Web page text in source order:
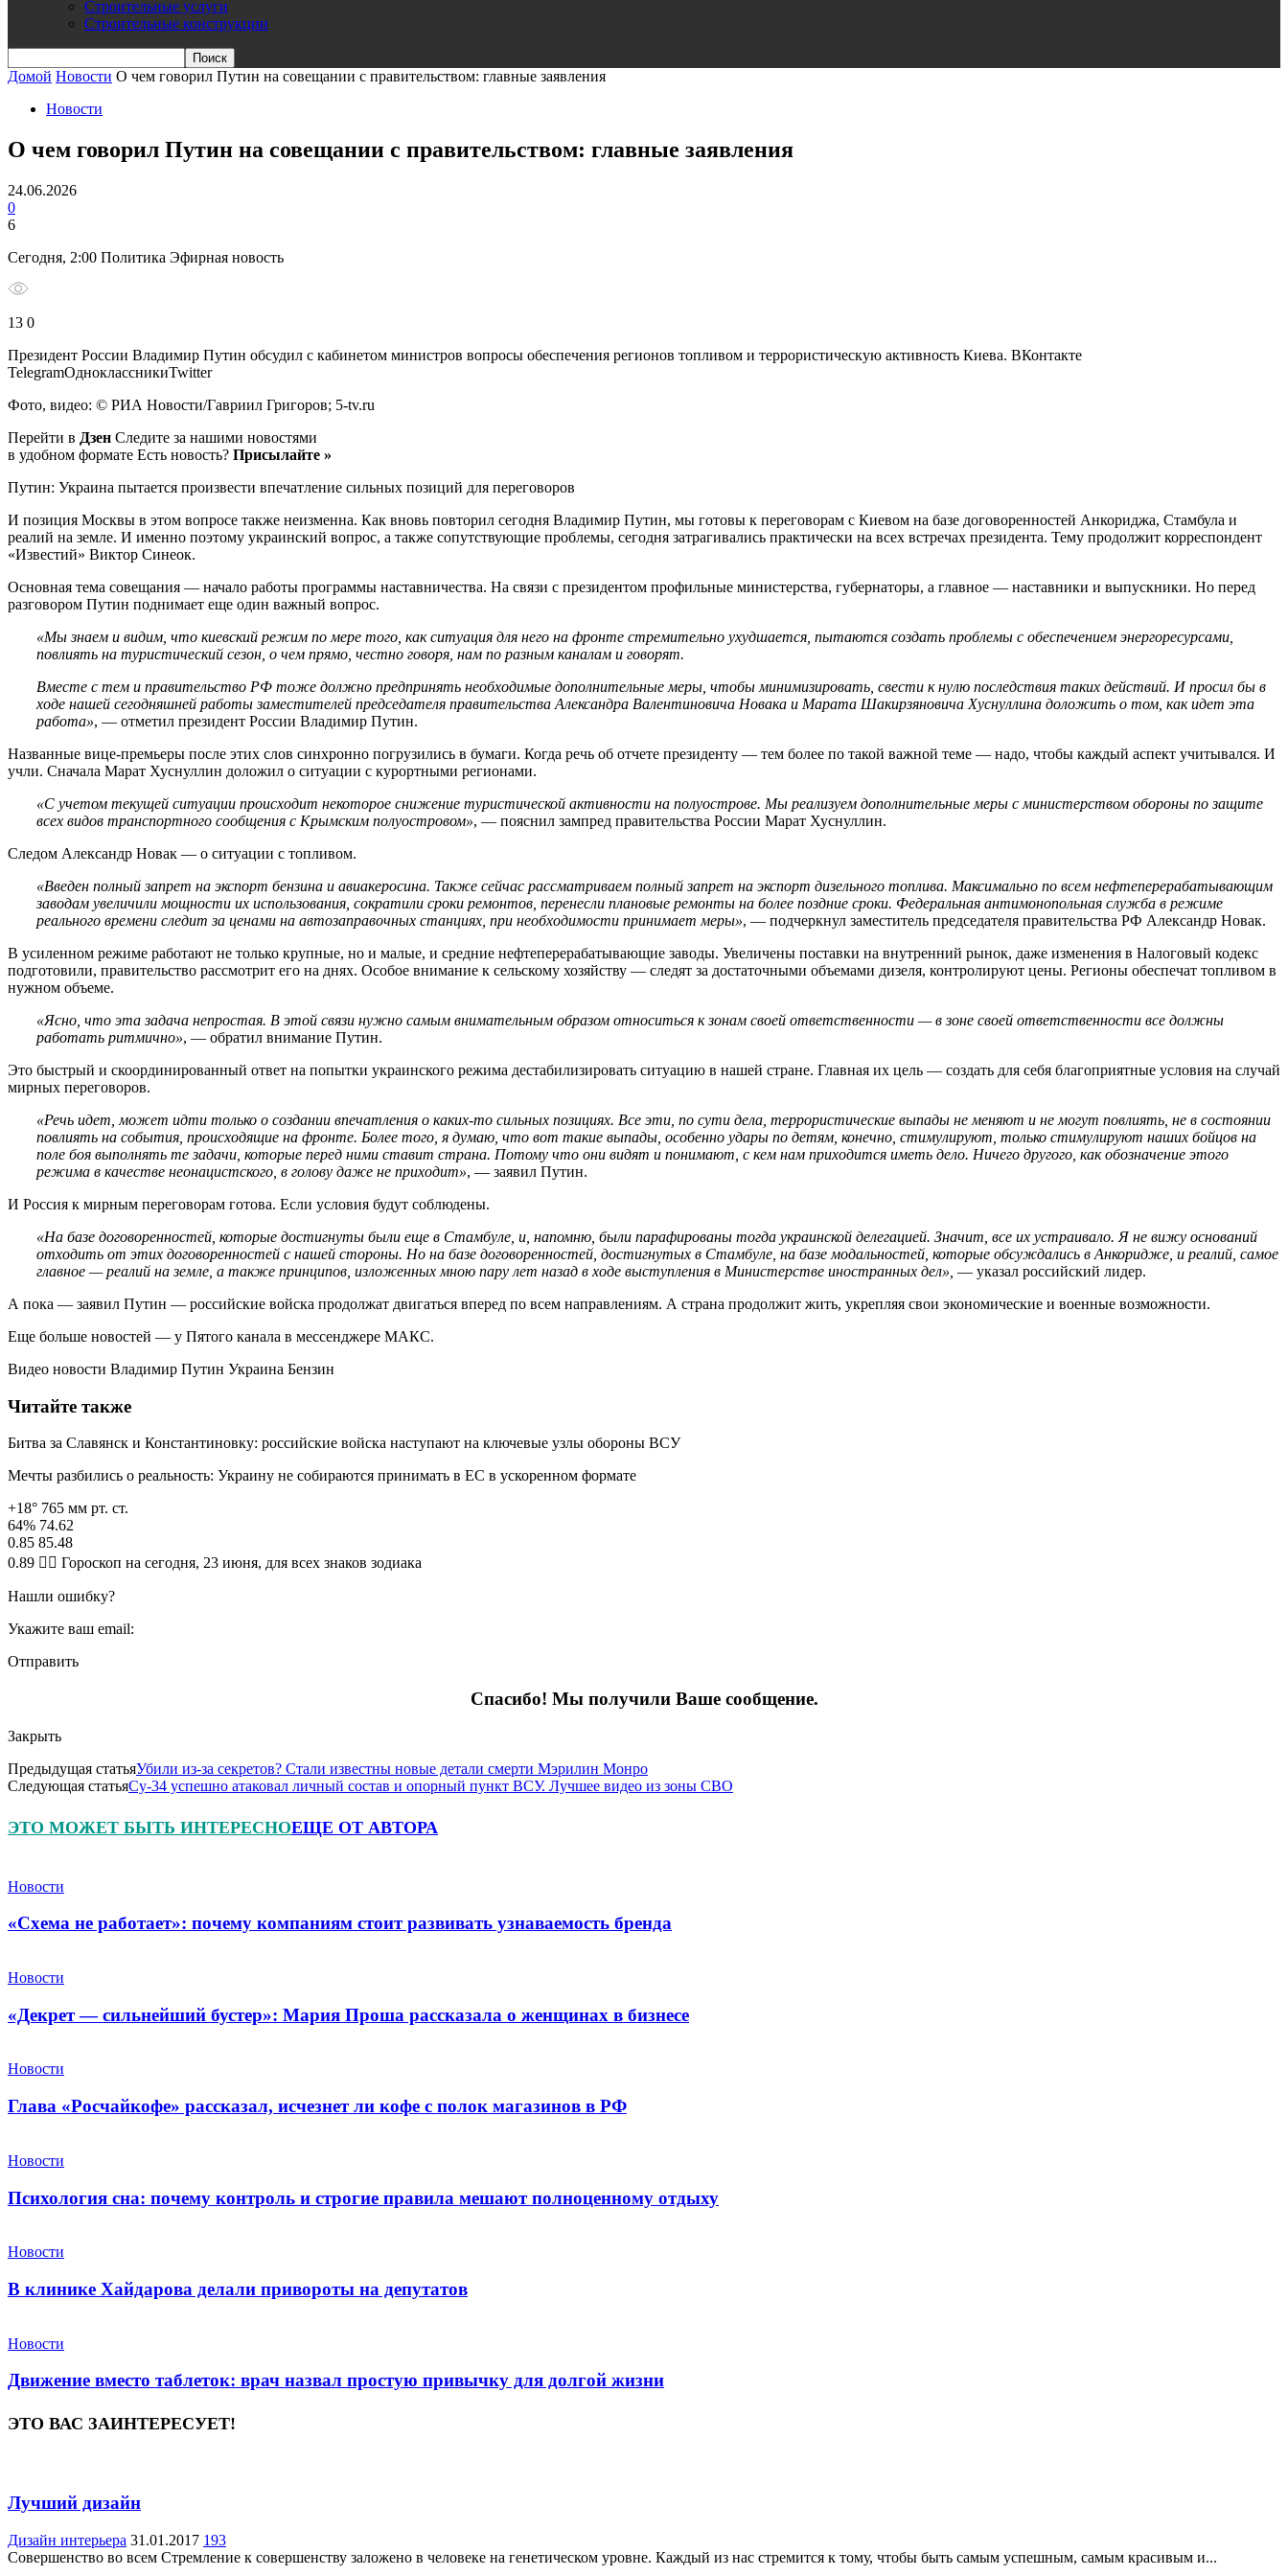
Строительные услуги
Строительные конструкции
Домой Новости О чем говорил Путин на совещании с правительством: главные заявления
Новости
О чем говорил Путин на совещании с правительством: главные заявления
24.06.2026
0
6
Сегодня, 2:00 Политика Эфирная новость
13 0
Президент России Владимир Путин обсудил с кабинетом министров вопросы обеспечения регионов топливом и террористическую активность Киева. ВКонтакте
TelegramОдноклассникиTwitter
Фото, видео: © РИА Новости/Гавриил Григоров; 5-tv.ru
Перейти в Дзен Следите за нашими новостями
в удобном формате Есть новость? Присылайте »
Путин: Украина пытается произвести впечатление сильных позиций для переговоров
И позиция Москвы в этом вопросе также неизменна. Как вновь повторил сегодня Владимир Путин, мы готовы к переговорам с Киевом на базе договоренностей Анкориджа, Стамбула и
реалий на земле. И именно поэтому украинский вопрос, а также сопутствующие проблемы, сегодня затрагивались практически на всех встречах президента. Тему продолжит корреспондент
«Известий» Виктор Синеок.
Основная тема совещания — начало работы программы наставничества. На связи с президентом профильные министерства, губернаторы, а главное — наставники и выпускники. Но перед
разговором Путин поднимает еще один важный вопрос.
«Мы знаем и видим, что киевский режим по мере того, как ситуация для него на фронте стремительно ухудшается, пытаются создать проблемы с обеспечением энергоресурсами,
повлиять на туристический сезон, о чем прямо, честно говоря, нам по разным каналам и говорят.
Вместе с тем и правительство РФ тоже должно предпринять необходимые дополнительные меры, чтобы минимизировать, свести к нулю последствия таких действий. И просил бы в
ходе нашей сегодняшней работы заместителей председателя правительства Александра Валентиновича Новака и Марата Шакирзяновича Хуснуллина доложить о том, как идет эта
работа», — отметил президент России Владимир Путин.
Названные вице-премьеры после этих слов синхронно погрузились в бумаги. Когда речь об отчете президенту — тем более по такой важной теме — надо, чтобы каждый аспект учитывался. И
учли. Сначала Марат Хуснуллин доложил о ситуации с курортными регионами.
«С учетом текущей ситуации происходит некоторое снижение туристической активности на полуострове. Мы реализуем дополнительные меры с министерством обороны по защите
всех видов транспортного сообщения с Крымским полуостровом», — пояснил зампред правительства России Марат Хуснуллин.
Следом Александр Новак — о ситуации с топливом.
«Введен полный запрет на экспорт бензина и авиакеросина. Также сейчас рассматриваем полный запрет на экспорт дизельного топлива. Максимально по всем нефтеперерабатывающим
заводам увеличили мощности их использования, сократили сроки ремонтов, перенесли плановые ремонты на более поздние сроки. Федеральная антимонопольная служба в режиме
реального времени следит за ценами на автозаправочных станциях, при необходимости принимает меры», — подчеркнул заместитель председателя правительства РФ Александр Новак.
В усиленном режиме работают не только крупные, но и малые, и средние нефтеперерабатывающие заводы. Увеличены поставки на внутренний рынок, даже изменения в Налоговый кодекс
подготовили, правительство рассмотрит его на днях. Особое внимание к сельскому хозяйству — следят за достаточными объемами дизеля, контролируют цены. Регионы обеспечат топливом в
нужном объеме.
«Ясно, что эта задача непростая. В этой связи нужно самым внимательным образом относиться к зонам своей ответственности — в зоне своей ответственности все должны
работать ритмично», — обратил внимание Путин.
Это быстрый и скоординированный ответ на попытки украинского режима дестабилизировать ситуацию в нашей стране. Главная их цель — создать для себя благоприятные условия на случай
мирных переговоров.
«Речь идет, может идти только о создании впечатления о каких-то сильных позициях. Все эти, по сути дела, террористические выпады не меняют и не могут повлиять, не в состоянии
повлиять на события, происходящие на фронте. Более того, я думаю, что вот такие выпады, особенно удары по детям, конечно, стимулируют, только стимулируют наших бойцов на
поле боя выполнять те задачи, которые перед ними ставит страна. Потому что они видят и понимают, с кем нам приходится иметь дело. Ничего другого, как обозначение этого
режима в качестве неонацистского, в голову даже не приходит», — заявил Путин.
И Россия к мирным переговорам готова. Если условия будут соблюдены.
«На базе договоренностей, которые достигнуты были еще в Стамбуле, и, напомню, были парафированы тогда украинской делегацией. Значит, все их устраивало. Я не вижу оснований
отходить от этих договоренностей с нашей стороны. Но на базе договоренностей, достигнутых в Стамбуле, на базе модальностей, которые обсуждались в Анкоридже, и реалий, самое
главное — реалий на земле, а также принципов, изложенных мною пару лет назад в ходе выступления в Министерстве иностранных дел», — указал российский лидер.
А пока — заявил Путин — российские войска продолжат двигаться вперед по всем направлениям. А страна продолжит жить, укрепляя свои экономические и военные возможности.
Еще больше новостей — у Пятого канала в мессенджере МАКС.
Видео новости Владимир Путин Украина Бензин
Читайте также
Битва за Славянск и Константиновку: российские войска наступают на ключевые узлы обороны ВСУ
Мечты разбились о реальность: Украину не собираются принимать в ЕС в ускоренном формате
+18° 765 мм рт. ст.
64% 74.62
0.85 85.48
0.89 🧙‍♀ Гороскоп на сегодня, 23 июня, для всех знаков зодиака
Нашли ошибку?
Укажите ваш email:
Отправить
Спасибо! Мы получили Ваше сообщение.
Закрыть
Предыдущая статьяУбили из-за секретов? Стали известны новые детали смерти Мэрилин Монро
Следующая статьяСу-34 успешно атаковал личный состав и опорный пункт ВСУ. Лучшее видео из зоны СВО
ЭТО МОЖЕТ БЫТЬ ИНТЕРЕСНОЕЩЕ ОТ АВТОРА
Новости
«Схема не работает»: почему компаниям стоит развивать узнаваемость бренда
Новости
«Декрет — сильнейший бустер»: Мария Проша рассказала о женщинах в бизнесе
Новости
Глава «Росчайкофе» рассказал, исчезнет ли кофе с полок магазинов в РФ
Новости
Психология сна: почему контроль и строгие правила мешают полноценному отдыху
Новости
В клинике Хайдарова делали привороты на депутатов
Новости
Движение вместо таблеток: врач назвал простую привычку для долгой жизни
ЭТО ВАС ЗАИНТЕРЕСУЕТ!
Лучший дизайн
Дизайн интерьера 31.01.2017 193
Совершенство во всем Стремление к совершенству заложено в человеке на генетическом уровне. Каждый из нас стремится к тому, чтобы быть самым успешным, самым красивым и...